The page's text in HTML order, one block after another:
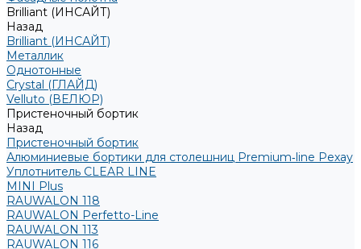
Brilliant (ИНСАЙТ)
Назад
Brilliant (ИНСАЙТ)
Металлик
Однотонные
Crystal (ГЛАЙД)
Velluto (ВЕЛЮР)
Пристеночный бортик
Назад
Пристеночный бортик
Алюминиевые бортики для столешниц Premium‑line Рехау
Уплотнитель CLEAR LINE
MINI Plus
RAUWALON 118
RAUWALON Perfetto-Line
RAUWALON 113
RAUWALON 116